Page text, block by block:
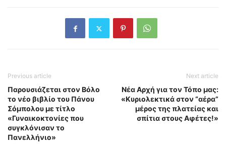
Previous article
Παρουσιάζεται στον Βόλο
το νέο βιβλίο του Πάνου
Σόμπολου με τίτλο
«Γυναικοκτονίες που
συγκλόνισαν το
Πανελλήνιο»
Next article
Νέα Αρχή για τον Τόπο μας:
«Κυριολεκτικά στον “αέρα”
μέρος της πλατείας και
σπίτια στους Αφέτες!»